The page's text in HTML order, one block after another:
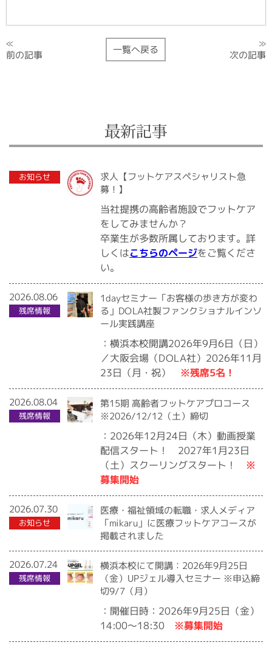
≪
前の記事 一覧へ戻る
≫
次の記事
最新記事
2020.07.10
お知らせ 求人【フットケアスペシャリスト急
募！】
当社提携の高齢者施設でフットケア
をしてみませんか？
卒業生が多数所属しております。詳
しくはこちらのページをご覧くださ
い。
2026.08.06
残席情報
1dayセミナー「お客様の歩き方が変わ
る」DOLA社製ファンクショナルインソ
ール実践講座
：横浜本校開講2026年9月6日（日）
／大阪会場（DOLA社）2026年11月
23日（月・祝） ※残席5名！
2026.08.04
残席情報
第15期 高齢者フットケアプロコース
※2026/12/12（土）締切
：2026年12月24日（木）動画授業
配信スタート！ 2027年1月23日
（土）スクーリングスタート！ ※
募集開始
2026.07.30
お知らせ
医療・福祉領域の転職・求人メディア
「mikaru」に医療フットケアコースが
掲載されました
2026.07.24
残席情報
横浜本校にて開講：2026年9月25日
（金）UPジェル導入セミナー ※申込締
切9/7（月）
：開催日時：2026年9月25日（金）
14:00〜18:30 ※募集開始